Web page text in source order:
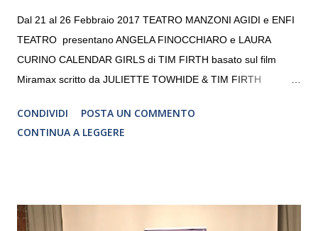
Dal 21 al 26 Febbraio 2017 TEATRO MANZONI AGIDI e ENFI
TEATRO presentano ANGELA FINOCCHIARO e LAURA
CURINO CALENDAR GIRLS di TIM FIRTH basato sul film
Miramax scritto da JULIETTE TOWHIDE & TIM FIRTH
CRISTINA PEZZOLI
CONDIVIDI
POSTA UN COMMENTO
CONTINUA A LEGGERE